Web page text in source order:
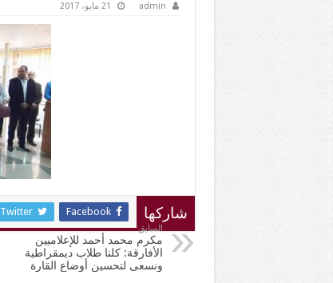
admin 21 مايو، 2017
شاركها Facebook
Twitter
السابق
مكرم محمد أحمد للإعلاميين
الأفارقة: كلنا طلاب ديمقراطية
ونسعى لتحسين أوضاع القارة